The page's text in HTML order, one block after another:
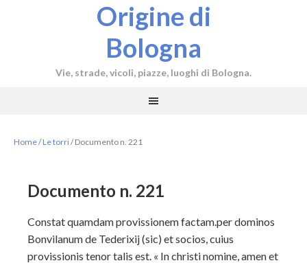
Origine di
Bologna
Vie, strade, vicoli, piazze, luoghi di Bologna.
Home/Le torri/Documento n. 221
Documento n. 221
Constat quamdam provissionem factam.per dominos
Bonvilanum de Tederixij (sic) et socios, cuius
provissionis tenor talis est. « In christi nomine, amen et